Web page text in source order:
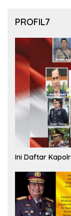
PROFIL7
Ini Daftar